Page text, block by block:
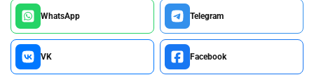
WhatsApp Telegram
VK Facebook